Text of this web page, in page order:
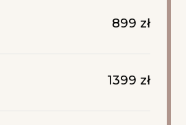
899 zł
1399 zł